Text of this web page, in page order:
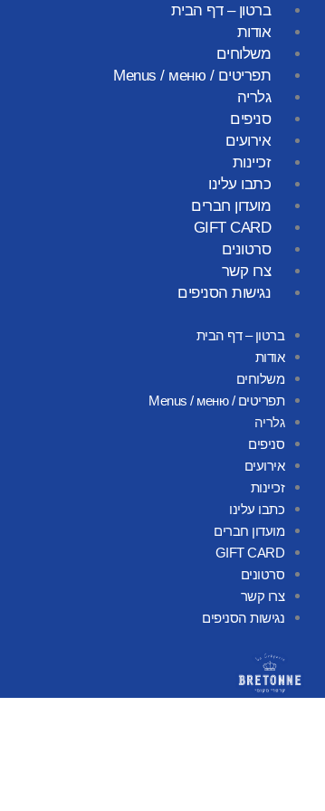
דילוג
לתוכן
ברטון – דף הבית
אודות
משלוחים
תפריטים / Menus / меню
גלריה
סניפים
אירועים
זכיינות
כתבו עלינו
מועדון חברים
GIFT CARD
סרטונים
צרו קשר
נגישות הסניפים
ברטון – דף הבית
אודות
משלוחים
תפריטים / Menus / меню
גלריה
סניפים
אירועים
זכיינות
כתבו עלינו
מועדון חברים
GIFT CARD
סרטונים
צרו קשר
נגישות הסניפים